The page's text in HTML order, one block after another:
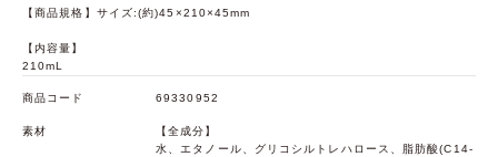
【商品規格】サイズ:(約)45×210×45mm
【内容量】
210mL
商品コード 69330952
素材
【全成分】
水、エタノール、グリコシルトレハロース、脂肪酸(C14-